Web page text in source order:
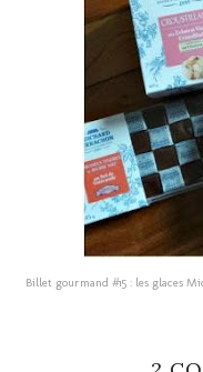
Billet gourmand #15 : les glaces